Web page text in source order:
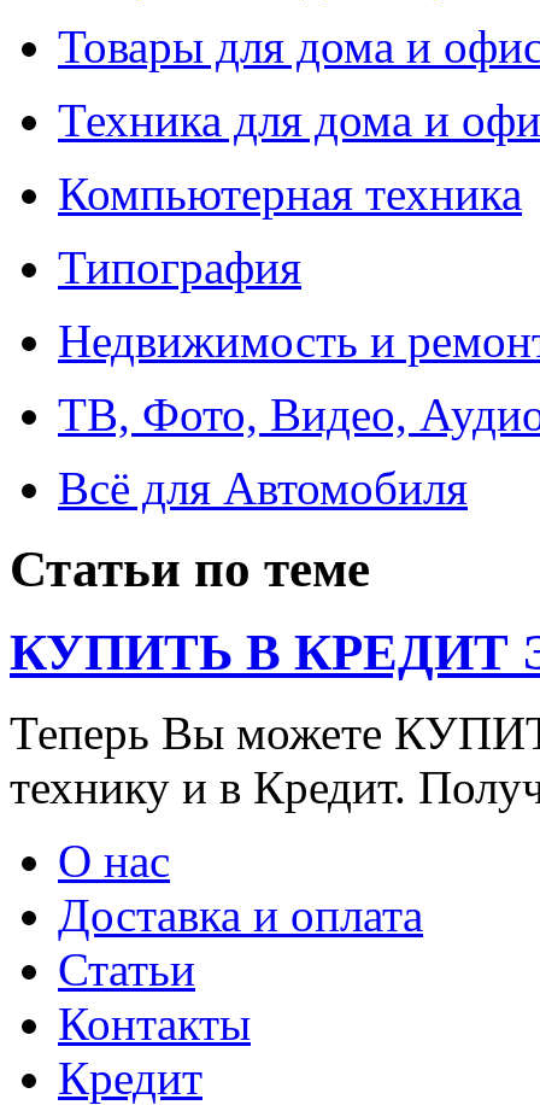
Товары для дома и
Техника для дома и
Компьютерная техника
Типография
Недвижимость и
ТВ, Фото, Видео,
Всё для Автомобиля
Статьи по теме
КУПИТЬ В КРЕДИТ
Теперь Вы можете
технику и в Кредит.
О нас
Доставка и оплата
Статьи
Контакты
Кредит